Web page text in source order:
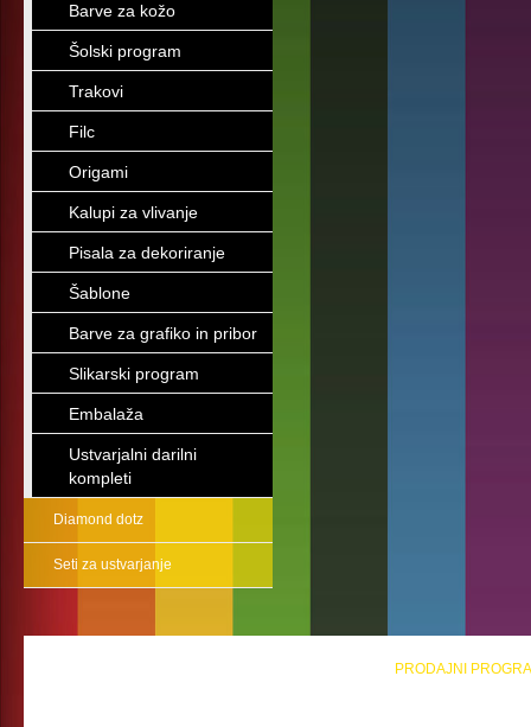
Barve za kožo
Šolski program
Trakovi
Filc
Origami
Kalupi za vlivanje
Pisala za dekoriranje
Šablone
Barve za grafiko in pribor
Slikarski program
Embalaža
Ustvarjalni darilni
kompleti
Diamond dotz
Seti za ustvarjanje
PRODAJNI